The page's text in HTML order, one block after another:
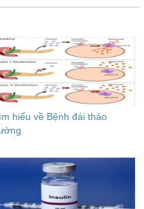
hiểu về Bệnh đái tháo